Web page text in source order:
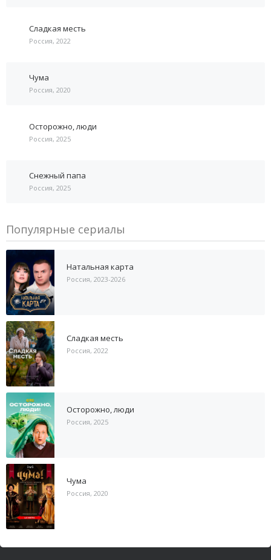
Сладкая месть
Россия, 2022
Чума
Россия, 2020
Осторожно, люди
Россия, 2025
Снежный папа
Россия, 2025
Популярные сериалы
Натальная карта
Россия, 2023-2026
Сладкая месть
Россия, 2022
Осторожно, люди
Россия, 2025
Чума
Россия, 2020